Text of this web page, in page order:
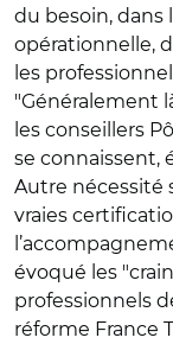
du besoin, dans
opérationnelle,
les
"Généralement
les conseillers
se connaissent,
Autre nécessité
vraies
évoqué les
professionnels
réforme France